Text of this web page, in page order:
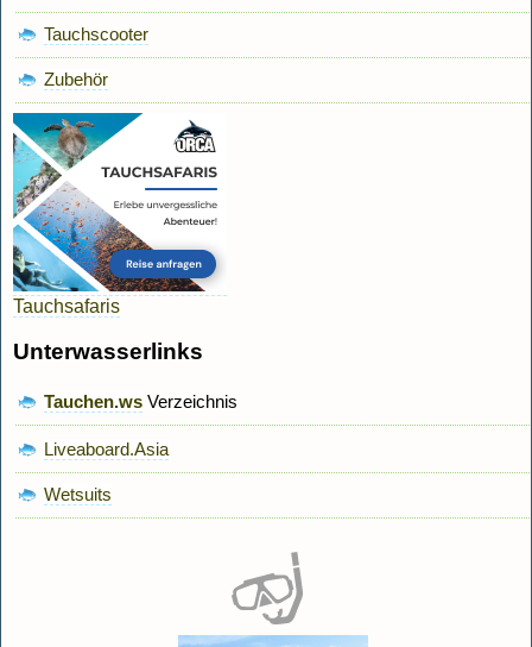
Tauchscooter
Zubehör
Tauchsafaris
Unterwasserlinks
Tauchen.ws Verzeichnis
Liveaboard.Asia
Wetsuits